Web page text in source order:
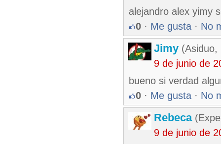
alejandro alex yimy
0 · Me gusta · No
Jimy (Asiduo,
9 de junio de
bueno si verdad
0 · Me gusta · No
Rebeca
9 de junio de